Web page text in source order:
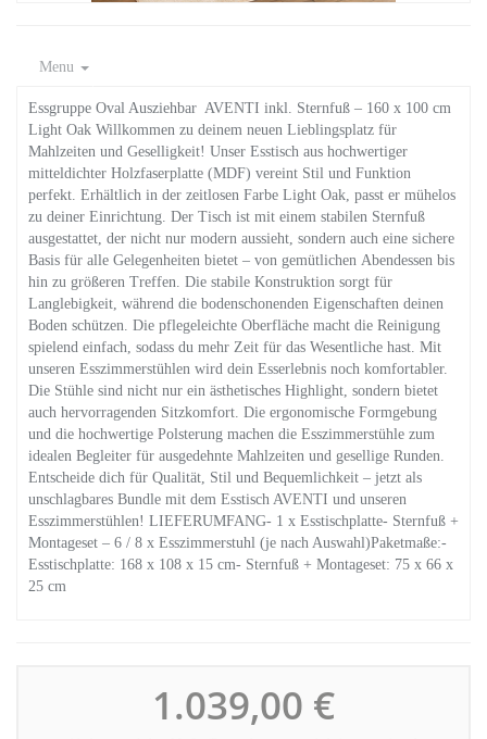
Menu
Essgruppe Oval Ausziehbar AVENTI inkl. Sternfuß – 160 x 100 cm
Light Oak Willkommen zu deinem neuen Lieblingsplatz für
Mahlzeiten und Geselligkeit! Unser Esstisch aus hochwertiger
mitteldichter Holzfaserplatte (MDF) vereint Stil und Funktion
perfekt. Erhältlich in der zeitlosen Farbe Light Oak, passt er mühelos
zu deiner Einrichtung. Der Tisch ist mit einem stabilen Sternfuß
ausgestattet, der nicht nur modern aussieht, sondern auch eine sichere
Basis für alle Gelegenheiten bietet – von gemütlichen Abendessen bis
hin zu größeren Treffen. Die stabile Konstruktion sorgt für
Langlebigkeit, während die bodenschonenden Eigenschaften deinen
Boden schützen. Die pflegeleichte Oberfläche macht die Reinigung
spielend einfach, sodass du mehr Zeit für das Wesentliche hast. Mit
unseren Esszimmerstühlen wird dein Esserlebnis noch komfortabler.
Die Stühle sind nicht nur ein ästhetisches Highlight, sondern bietet
auch hervorragenden Sitzkomfort. Die ergonomische Formgebung
und die hochwertige Polsterung machen die Esszimmerstühle zum
idealen Begleiter für ausgedehnte Mahlzeiten und gesellige Runden.
Entscheide dich für Qualität, Stil und Bequemlichkeit – jetzt als
unschlagbares Bundle mit dem Esstisch AVENTI und unseren
Esszimmerstühlen! LIEFERUMFANG- 1 x Esstischplatte- Sternfuß +
Montageset – 6 / 8 x Esszimmerstuhl (je nach Auswahl)Paketmaße:-
Esstischplatte: 168 x 108 x 15 cm- Sternfuß + Montageset: 75 x 66 x
25 cm
1.039,00 €